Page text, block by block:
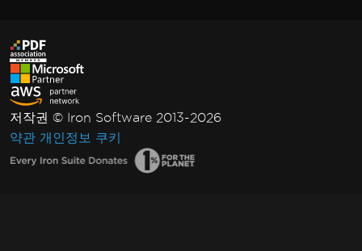
저작권 © Iron Software 2013-2026
약관 개인정보 쿠키